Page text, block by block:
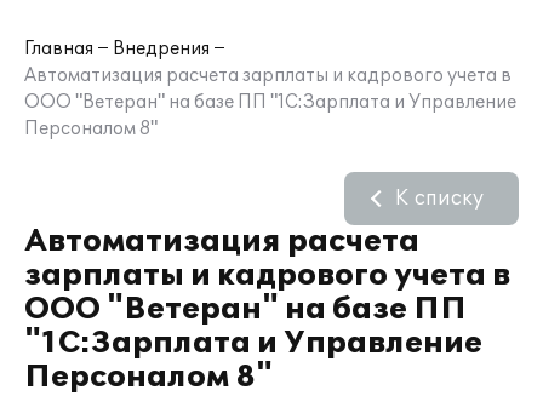
Главная
Внедрения
Автоматизация расчета зарплаты и кадрового учета в
ООО "Ветеран" на базе ПП "1С:Зарплата и Управление
Персоналом 8"
Автоматизация расчета
зарплаты и кадрового учета в
ООО "Ветеран" на базе ПП
"1С:Зарплата и Управление
Персоналом 8"
К списку